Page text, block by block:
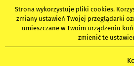
Strona wykorzystuje pliki cookies.
zmiany ustawień Twojej przeglądarki
umieszczane w Twoim urządzeniu
zmienić te